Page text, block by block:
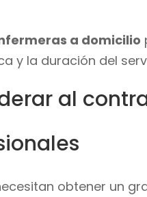
a domicilio
y la duración del
al
obtener un